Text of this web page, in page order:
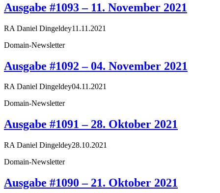
Ausgabe #1093 – 11. November 2021
RA Daniel Dingeldey11.11.2021
Domain-Newsletter
Ausgabe #1092 – 04. November 2021
RA Daniel Dingeldey04.11.2021
Domain-Newsletter
Ausgabe #1091 – 28. Oktober 2021
RA Daniel Dingeldey28.10.2021
Domain-Newsletter
Ausgabe #1090 – 21. Oktober 2021